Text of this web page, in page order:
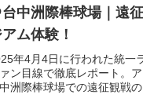
台中洲際棒球場｜遠
アム体験！
年4月4日に行われた統一
ン目線で徹底レポート。
洲際棒球場での遠征観戦